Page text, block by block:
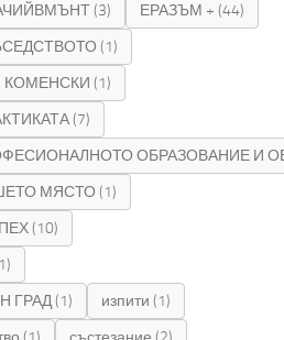
(3) ЕРАЗЪМ + (44)
(1)
КОМЕНСКИ (1)
(7)
ОБРАЗОВАНИЕ И
МЯСТО (1)
(10)
ГРАД(1) изпити (1)